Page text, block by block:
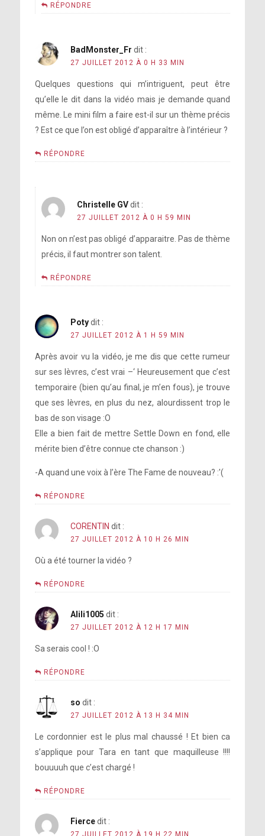
RÉPONDRE
BadMonster_Fr dit :
27 JUILLET 2012 À 0 H 33 MIN
Quelques questions qui m’intriguent, peut être
qu’elle le dit dans la vidéo mais je demande quand
même. Le mini film a faire est-il sur un thème précis
? Est ce que l’on est obligé d’apparaître à l’intérieur ?
RÉPONDRE
Christelle GV dit :
27 JUILLET 2012 À 0 H 59 MIN
Non on n’est pas obligé d’apparaitre. Pas de thème
précis, il faut montrer son talent.
RÉPONDRE
Poty dit :
27 JUILLET 2012 À 1 H 59 MIN
Après avoir vu la vidéo, je me dis que cette rumeur
sur ses lèvres, c’est vrai –‘ Heureusement que c’est
temporaire (bien qu’au final, je m’en fous), je trouve
que ses lèvres, en plus du nez, alourdissent trop le
bas de son visage :O
Elle a bien fait de mettre Settle Down en fond, elle
mérite bien d’être connue cte chanson :)
-A quand une voix à l’ère The Fame de nouveau? :'(
RÉPONDRE
CORENTIN dit :
27 JUILLET 2012 À 10 H 26 MIN
Où a été tourner la vidéo ?
RÉPONDRE
Alili1005 dit :
27 JUILLET 2012 À 12 H 17 MIN
Sa serais cool ! :O
RÉPONDRE
so dit :
27 JUILLET 2012 À 13 H 34 MIN
Le cordonnier est le plus mal chaussé ! Et bien ca
s’applique pour Tara en tant que maquilleuse !!!!
bouuuuh que c’est chargé !
RÉPONDRE
Fierce dit :
27 JUILLET 2012 À 19 H 22 MIN